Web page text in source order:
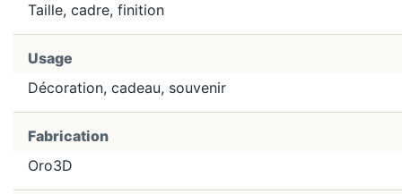
Taille, cadre, finition
Usage
Décoration, cadeau, souvenir
Fabrication
Oro3D